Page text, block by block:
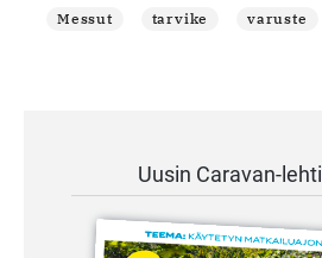
Messut tarvike varuste
Uusin Caravan-lehti